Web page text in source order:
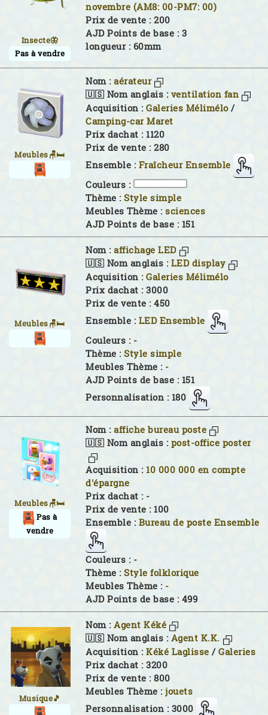
Insecte🦋
Pas à vendre
novembre (AM8: 00-PM7: 00)
Prix de vente : 200
AJD Points de base : 3
longueur : 60mm
Meubles🪑🛏
Nom : aérateur
🇺🇸 Nom anglais : ventilation fan
Acquisition : Galeries Mélimélo/
Camping-car Maret
Prix dachat : 1120
Prix de vente : 280
Ensemble : Fraîcheur Ensemble
Couleurs :
Thème : Style simple
Meubles Thème : sciences
AJD Points de base : 151
Meubles🪑🛏
Nom : affichage LED
🇺🇸 Nom anglais : LED display
Acquisition : Galeries Mélimélo
Prix dachat : 3000
Prix de vente : 450
Ensemble : LED Ensemble
Couleurs : -
Thème : Style simple
Meubles Thème : -
AJD Points de base : 151
Personnalisation : 180
Meubles🪑🛏
Pas à
vendre
Nom : affiche bureau poste
🇺🇸 Nom anglais : post-office poster
Acquisition : 10 000 000 en compte
d'épargne
Prix dachat : -
Prix de vente : 100
Ensemble : Bureau de poste Ensemble
Couleurs : -
Thème : Style folklorique
Meubles Thème : -
AJD Points de base : 499
Musique🎵
Nom : Agent Kéké
🇺🇸 Nom anglais : Agent K.K.
Acquisition : Kéké Laglisse / Galeries
Prix dachat : 3200
Prix de vente : 800
Meubles Thème : jouets
Personnalisation : 3000